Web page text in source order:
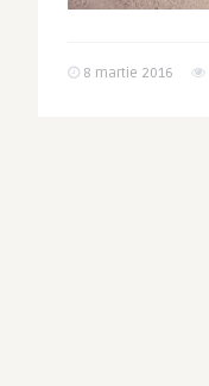
8 martie 2016